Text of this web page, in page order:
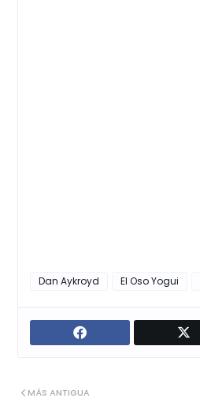
Dan Aykroyd El Oso Yogui
MÁS ANTIGUA